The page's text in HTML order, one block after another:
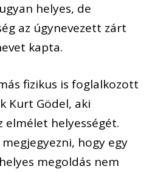
helyes, de
az úgynevezett zárt
kapta.
fizikus is foglalkozott
Kurt Gödel, aki
elmélet helyességét.
hogy egy
megoldás nem